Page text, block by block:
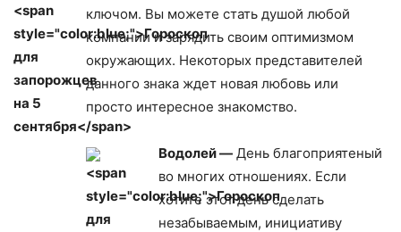
ключом. Вы можете стать душой любой
компании и зарядить своим оптимизмом
окружающих. Некоторых представителей
данного знака ждет новая любовь или
просто интересное знакомство.
Водолей — День благоприятеный
во многих отношениях. Если
хотите этот день сделать
незабываемым, инициативу